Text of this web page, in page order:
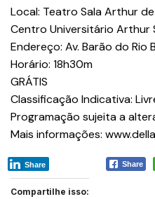
Local: Teatro Sala Arthur
Centro Universitário Arthur
Endereço: Av. Barão do Rio
Horário: 18h30m
GRÁTIS
Classificação Indicativa:
Programação sujeita a
Mais informações:
Share
Share
Compartilhe isso: